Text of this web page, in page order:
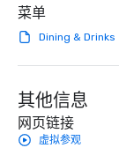
菜单
Dining & Drinks
其他信息
网页链接
虚拟参观